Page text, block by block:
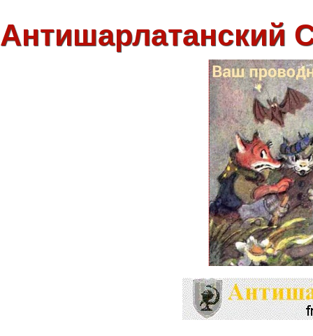
Антишарлатанский